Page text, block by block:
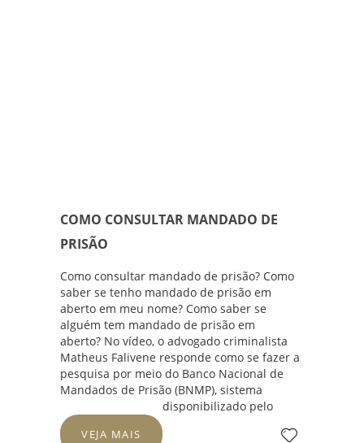
COMO CONSULTAR MANDADO DE
PRISÃO
Como consultar mandado de prisão? Como
saber se tenho mandado de prisão em
aberto em meu nome? Como saber se
alguém tem mandado de prisão em
aberto? No vídeo, o advogado criminalista
Matheus Falivene responde como se fazer a
pesquisa por meio do Banco Nacional de
Mandados de Prisão (BNMP), sistema
disponibilizado pelo
VEJA MAIS